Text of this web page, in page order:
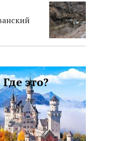
Где это?